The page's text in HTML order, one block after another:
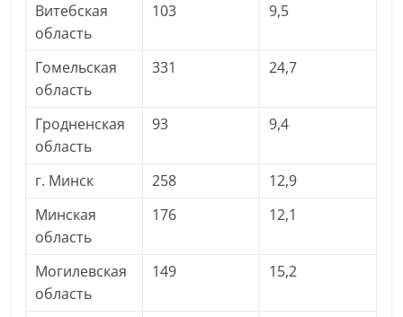
Витебская
область
103 9,5
Гомельская
область
331 24,7
Гродненская
область
93 9,4
г. Минск 258
12,9
Минская
область
176 12,1
Могилевская
область
149 15,2